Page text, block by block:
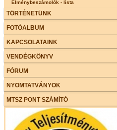
Élménybeszámolók - lista
TÖRTÉNETÜNK
FOTÓALBUM
KAPCSOLATAINK
VENDÉGKÖNYV
FÓRUM
NYOMTATVÁNYOK
MTSZ PONT SZÁMÍTÓ